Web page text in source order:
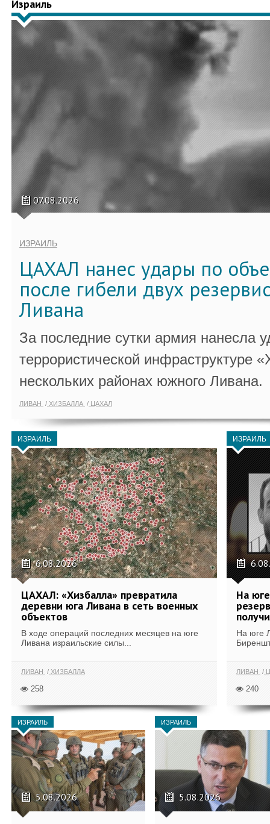
Израиль
07.08.2026
ИЗРАИЛЬ
ЦАХАЛ нанес удары по
после гибели двух
Ливана
За последние сутки армия нанесла
террористической инфраструктуре
нескольких районах южного Ливана.
ЛИВАН ХИЗБАЛЛА ЦАХАЛ
ИЗРАИЛЬ
6.08.2026
ЦАХАЛ: «Хизбалла» превратила
деревни юга Ливана в сеть военных
объектов
В ходе операций последних месяцев на юге
Ливана израильские силы...
ЛИВАН ХИЗБАЛЛА
258
ИЗРАИЛЬ
На
На юге
ЛИВАН
240
ИЗРАИЛЬ
5.08.2026
ИЗРАИЛЬ
5.08.2026